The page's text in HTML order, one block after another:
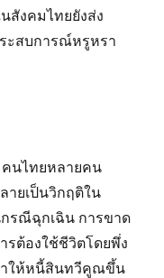
สังคมไทยยังส่ง
ะสบการณ์หรูหรา
คนไทยหลายคน
ายเป็นวิกฤติใน
กรณีฉุกเฉิน การขาด
รต้องใช้ชีวิตโดยพึ่ง
ำให้หนี้สินทวีคูณขึ้น